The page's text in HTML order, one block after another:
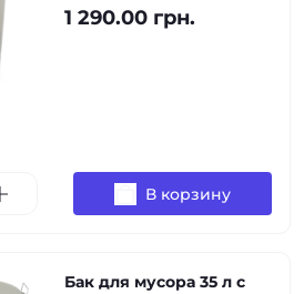
1 290.00 грн.
В корзину
Бак для мусора 35 л с